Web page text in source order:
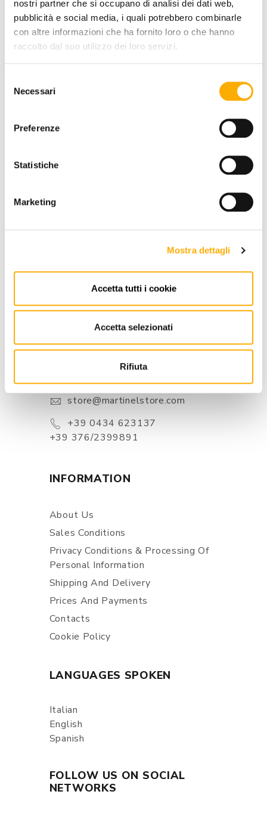
nostri partner che si occupano di analisi dei dati web,
pubblicità e social media, i quali potrebbero combinarle
con altre informazioni che ha fornito loro o che hanno
raccolto dal suo utilizzo dei loro servizi.
delNecessari
Preferenze
Statistiche
Marketing
Mostra dettagli
Accetta tutti i cookie
Accetta selezionati
Rifiuta
TOP FINISH:
REQUEST A QUOTE
CONTACTS
Via Pordenone, 1 - Poincicco Di
store@martinelstore.com
+39 0434 623137
+39 376/2399891
INFORMATION
About Us
Sales Conditions
Privacy Conditions & Processing Of
Personal Information
Shipping And Delivery
Prices And Payments
Contacts
Cookie Policy
LANGUAGES SPOKEN
Italian
English
Spanish
FOLLOW US ON SOCIAL
NETWORKS